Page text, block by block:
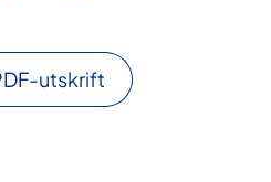
utskrift